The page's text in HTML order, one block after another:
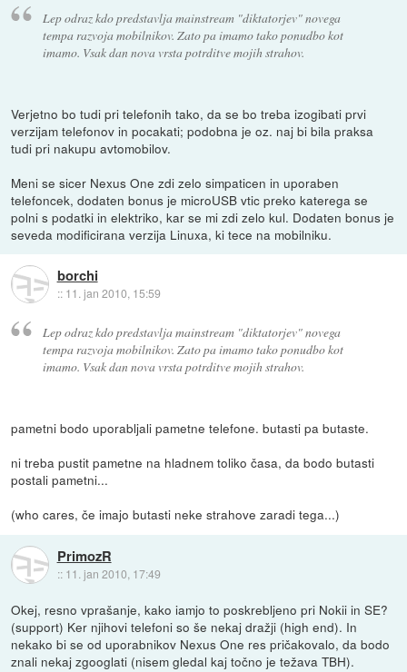
Lep odraz kdo predstavlja mainstream "diktatorjev" novega
tempa razvoja mobilnikov. Zato pa imamo tako ponudbo kot
imamo. Vsak dan nova vrsta potrditve mojih strahov.
Verjetno bo tudi pri telefonih tako, da se bo treba izogibati prvi
verzijam telefonov in pocakati; podobna je oz. naj bi bila praksa
tudi pri nakupu avtomobilov.
Meni se sicer Nexus One zdi zelo simpaticen in uporaben
telefoncek, dodaten bonus je microUSB vtic preko katerega se
polni s podatki in elektriko, kar se mi zdi zelo kul. Dodaten bonus je
seveda modificirana verzija Linuxa, ki tece na mobilniku.
borchi
:: 11. jan 2010, 15:59
Lep odraz kdo predstavlja mainstream "diktatorjev" novega
tempa razvoja mobilnikov. Zato pa imamo tako ponudbo kot
imamo. Vsak dan nova vrsta potrditve mojih strahov.
pametni bodo uporabljali pametne telefone. butasti pa butaste.
ni treba pustit pametne na hladnem toliko časa, da bodo butasti
postali pametni...
(who cares, če imajo butasti neke strahove zaradi tega...)
PrimozR
:: 11. jan 2010, 17:49
Okej, resno vprašanje, kako iamjo to poskrebljeno pri Nokii in SE?
(support) Ker njihovi telefoni so še nekaj dražji (high end). In
nekako bi se od uporabnikov Nexus One res pričakovalo, da bodo
znali nekaj zgooglati (nisem gledal kaj točno je težava TBH).